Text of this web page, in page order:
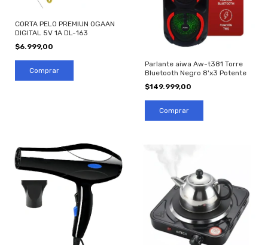
CORTA PELO PREMIUN OGAAN
DIGITAL 5V 1A DL-163
$6.999,00
Parlante aiwa Aw-t381 Torre
Bluetooth Negro 8'x3 Potente
$149.999,00